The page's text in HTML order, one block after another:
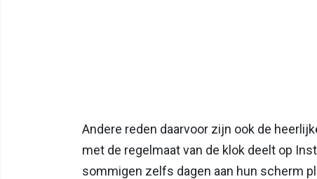
Andere reden daarvoor zijn ook de
met de regelmaat van de klok deelt op
sommigen zelfs dagen aan hun scherm